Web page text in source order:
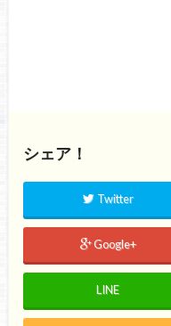
シェア！
Twitter
Google+
LINE